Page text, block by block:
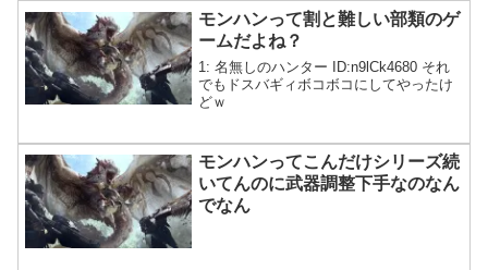
モンハンって割と難しい部類のゲ
ームだよね？
1: 名無しのハンター ID:n9lCk4680 それ
でもドスバギィボコボコにしてやったけ
どｗ
モンハンってこんだけシリーズ続
いてんのに武器調整下手なのなん
でなん